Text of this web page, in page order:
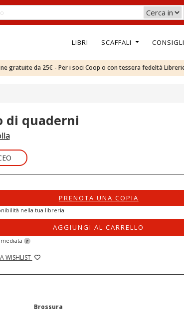
LIBRI SCAFFALI
gratuite da 25€ - Per i soci Coop o con tessera fedeltà
di quaderni
PRENOTA UNA COPIA
nella tua libreria
AGGIUNGI AL CARRELLO
?
WISHLIST
Brossura